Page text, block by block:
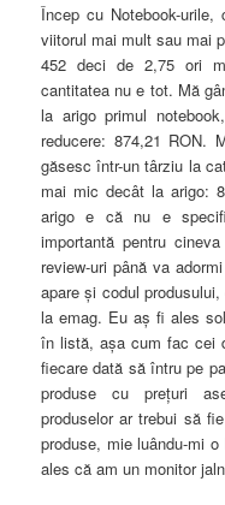
Încep cu Notebook-
viitorul mai mult sau mai
452 deci de 2,75 ori
cantitatea nu e tot. Mă
la arigo primul
reducere: 874,21
găsesc într-un târziu la
mai mic decât la arigo:
arigo e că nu e
importantă pentru
review-uri până va
apare şi codul
la emag. Eu aş fi ales
în listă, aşa cum fac cei
fiecare dată să întru pe
produse cu preţuri
produselor ar trebui să
produse, mie luându-mi
ales că am un monitor